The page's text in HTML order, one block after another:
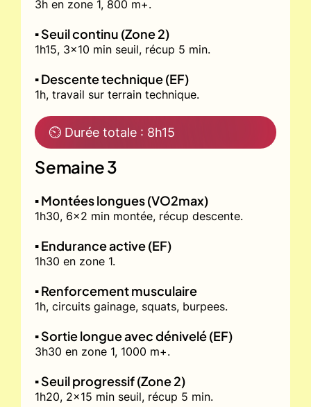
3h en zone 1, 800 m+.
▪️ Seuil continu (Zone 2)
1h15, 3x10 min seuil, récup 5 min.
▪️ Descente technique (EF)
1h, travail sur terrain technique.
⏲ Durée totale : 8h15
Semaine 3
▪️ Montées longues (VO2max)
1h30, 6x2 min montée, récup descente.
▪️ Endurance active (EF)
1h30 en zone 1.
▪️ Renforcement musculaire
1h, circuits gainage, squats, burpees.
▪️ Sortie longue avec dénivelé (EF)
3h30 en zone 1, 1000 m+.
▪️ Seuil progressif (Zone 2)
1h20, 2x15 min seuil, récup 5 min.